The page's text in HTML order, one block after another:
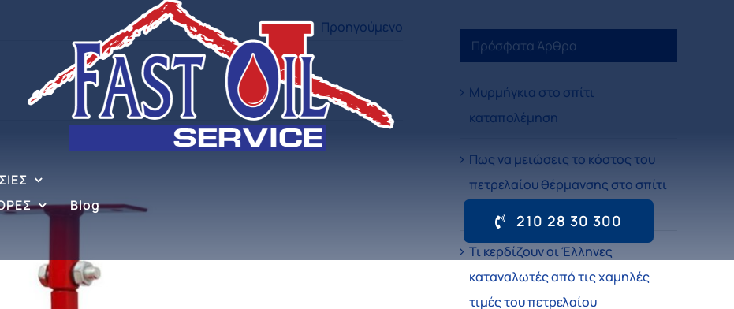
Blog
210 28 30 300
Προηγούμενο
12Κg
Πρόσφατα Άρθρα
Μυρμήγκια στο σπίτι
καταπολέμηση
Πως να μειώσεις το κόστος του
πετρελαίου θέρμανσης στο σπίτι
Τι κερδίζουν οι Έλληνες
καταναλωτές από τις χαμηλές
τιμές του πετρελαίου